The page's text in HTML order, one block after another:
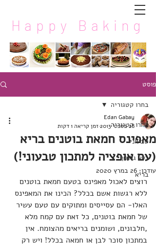
Happy Baking
פוסט
בחרו קטגוריה
טבעוני
ללא גלוטן
בריא
בחרו קטגוריה
מאפינס חמאת בוטנים בריא
(עם אופציה למתכון טבעוני!)
Edan Gabay
28 בספט׳ 2013
זמן קריאה 1 דקות
עודכן: 26 במרץ 2020
רוצים לאכול מאפינס בטעם חמאת בוטנים
ללא רגשות אשם בכלל? הכינו את המאפינס
האלו- הם עסייסים ומתוקים עם טעם עשיר
של חמאת בוטנים, כל זאת עם קמח מלא
,חלבונים, ושומנים בריאים מהצומח. אין
במתכון סוכר לבן או חמאה בכלל! ויש רק